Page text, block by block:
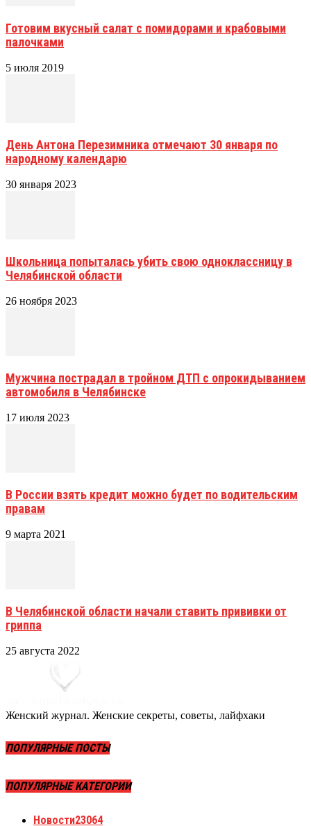
Готовим вкусный салат с помидорами и крабовыми
палочками
5 июля 2019
День Антона Перезимника отмечают 30 января по
народному календарю
30 января 2023
Школьница попыталась убить свою одноклассницу в
Челябинской области
26 ноября 2023
Мужчина пострадал в тройном ДТП с опрокидыванием
автомобиля в Челябинске
17 июля 2023
В России взять кредит можно будет по водительским
правам
9 марта 2021
В Челябинской области начали ставить прививки от
гриппа
25 августа 2022
Женский журнал. Женские секреты, советы, лайфхаки
ПОПУЛЯРНЫЕ ПОСТЫ
ПОПУЛЯРНЫЕ КАТЕГОРИИ
Новости23064